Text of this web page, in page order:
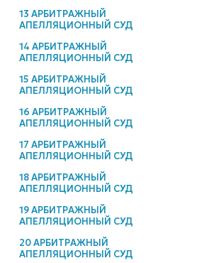
13 АРБИТРАЖНЫЙ
АПЕЛЛЯЦИОННЫЙ СУД
14 АРБИТРАЖНЫЙ
АПЕЛЛЯЦИОННЫЙ СУД
15 АРБИТРАЖНЫЙ
АПЕЛЛЯЦИОННЫЙ СУД
16 АРБИТРАЖНЫЙ
АПЕЛЛЯЦИОННЫЙ СУД
17 АРБИТРАЖНЫЙ
АПЕЛЛЯЦИОННЫЙ СУД
18 АРБИТРАЖНЫЙ
АПЕЛЛЯЦИОННЫЙ СУД
19 АРБИТРАЖНЫЙ
АПЕЛЛЯЦИОННЫЙ СУД
20 АРБИТРАЖНЫЙ
АПЕЛЛЯЦИОННЫЙ СУД